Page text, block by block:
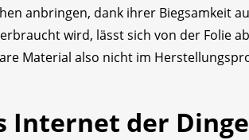
anbringen, dank ihrer Biegsamkeit
wird, lässt sich von der Folie
Material also nicht im
Internet der Dinge